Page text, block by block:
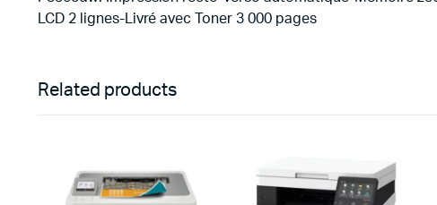
LCD 2 lignes-Livré avec Toner 3 000 pages
Related products